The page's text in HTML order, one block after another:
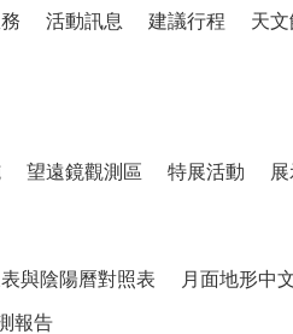
活動訊息 建議行程 天文
望遠鏡觀測區 特展活動
與陰陽曆對照表 月面地形中
報告